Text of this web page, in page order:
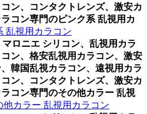
ン、コンタクトレンズ、激安カ
コン専門のピンク系 乱視用カ
乱視用カラコン
ロニエ シリコン、乱視用カラ
ン、格安乱視用カラコン、激安
韓国乱視カラコン、遠視用カラ
ン、コンタクトレンズ、激安カ
コン専門のその他カラー 乱視
他カラー 乱視用カラコン